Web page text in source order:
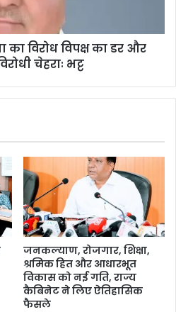
का विरोध विपक्ष का डर और
चेहराः भट्ट
जनकल्याण, रोजगार, शिक्षा,
श्रमिक हित और आधारभूत
विकास को नई गति, राज्य
कैबिनेट ने लिए ऐतिहासिक
फैसले